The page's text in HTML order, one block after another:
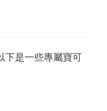
下是一些專屬寶可